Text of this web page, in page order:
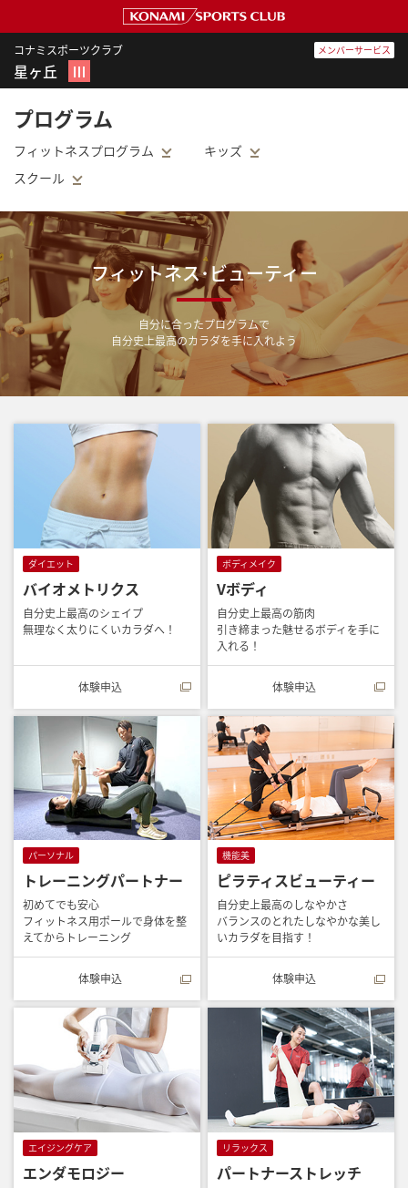
コナミスポーツクラブ
星ヶ丘 Ⅲ
メンバーサービス
プログラム
フィットネスプログラム
キッズ
スクール
フィットネス･ビューティー
自分に合ったプログラムで
自分史上最高のカラダを手に入れよう
ダイエット
バイオメトリクス
自分史上最高のシェイプ
無理なく太りにくいカラダへ！
体験申込
ボディメイク
Vボディ
自分史上最高の筋肉
引き締まった魅せるボディを手に
入れる！
体験申込
パーソナル
トレーニングパートナー
初めてでも安心
フィットネス用ポールで身体を整
えてからトレーニング
体験申込
機能美
ピラティスビューティー
自分史上最高のしなやかさ
バランスのとれたしなやかな美し
いカラダを目指す！
体験申込
エイジングケア
エンダモロジー
リラックス
パートナーストレッチ